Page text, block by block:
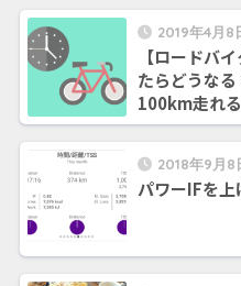
2019年4月8
【ロードバ
たらどうな
100km走れ
した】
2018年9月8
パワーIFを上